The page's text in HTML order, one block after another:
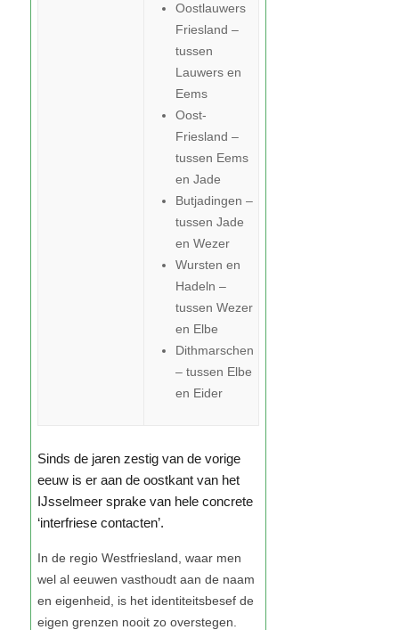
Oostlauwers
Friesland –
tussen
Lauwers en
Eems
Oost-
Friesland –
tussen Eems
en Jade
Butjadingen –
tussen Jade
en Wezer
Wursten en
Hadeln –
tussen Wezer
en Elbe
Dithmarschen
– tussen Elbe
en Eider
Sinds de jaren zestig van de vorige
eeuw is er aan de oostkant van het
IJsselmeer sprake van hele concrete
‘interfriese contacten’.